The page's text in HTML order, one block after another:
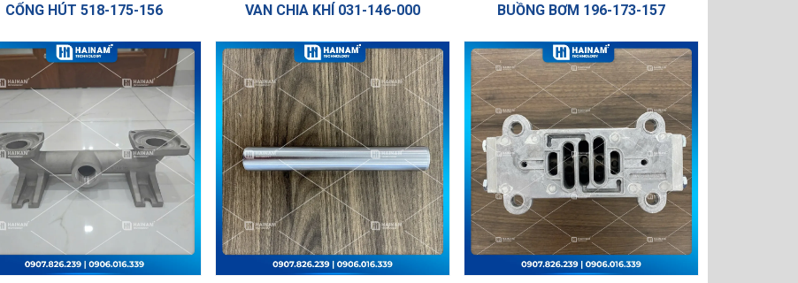
CỔNG HÚT 518-175-156 VAN CHIA KHÍ 031-146-000 BUỒNG BƠM 196-173-157